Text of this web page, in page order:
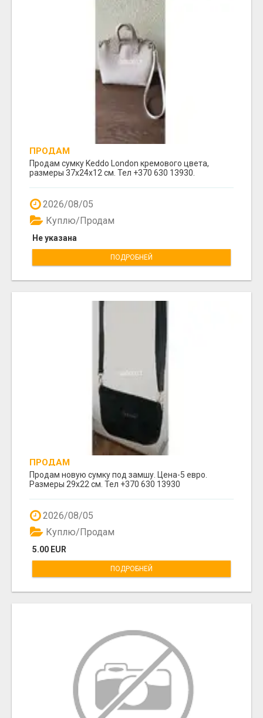
ПРОДАМ
Продам сумку Keddo London кремового цвета,
размеры 37x24x12 cм. Тел +370 630 13930.
2026/08/05
Не указана
Куплю/Продам
ПОДРОБНЕЙ
ПРОДАМ
Продам новую сумку под замшу. Цена-5 евро.
Размеры 29х22 см. Тел +370 630 13930
2026/08/05
5.00 EUR
Куплю/Продам
ПОДРОБНЕЙ